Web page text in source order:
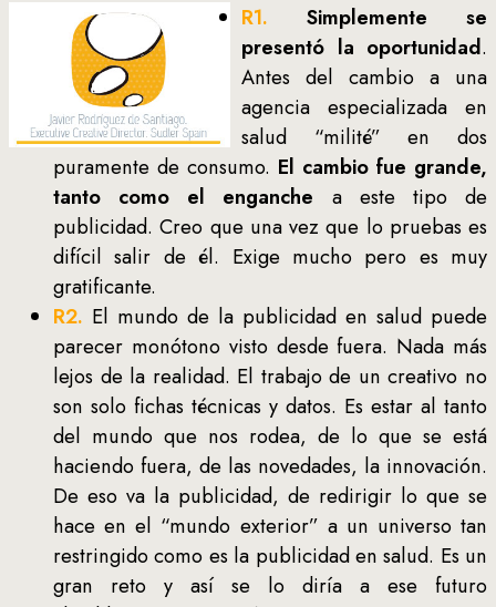
R1.
Simplemente se
presentó la oportunidad.
Antes del cambio a una
agencia especializada en
salud “milité” en dos
puramente de consumo. El cambio fue grande,
tanto como el enganche a este tipo de
publicidad. Creo que una vez que lo pruebas es
difícil salir de él. Exige mucho pero es muy
gratificante.
R2. El mundo de la publicidad en salud puede
parecer monótono visto desde fuera. Nada más
lejos de la realidad. El trabajo de un creativo no
son solo fichas técnicas y datos. Es estar al tanto
del mundo que nos rodea, de lo que se está
haciendo fuera, de las novedades, la innovación.
De eso va la publicidad, de redirigir lo que se
hace en el “mundo exterior” a un universo tan
restringido como es la publicidad en salud. Es un
gran reto y así se lo diría a ese futuro